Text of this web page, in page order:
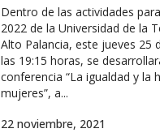
Dentro de las actividades
2022 de la Universidad de la
Alto Palancia, este jueves 25
las 19:15 horas, se
conferencia “La igualdad y la
mujeres”, a...
22 noviembre, 2021